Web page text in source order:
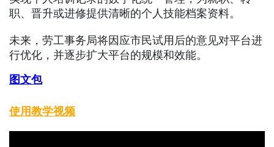
职、晋升或进修提供清晰的个人技能档案资料。
未来，劳工事务局将因应市民试用后的意见对平台进
行优化，并逐步扩大平台的规模和效能。
图文包
使用教学视频